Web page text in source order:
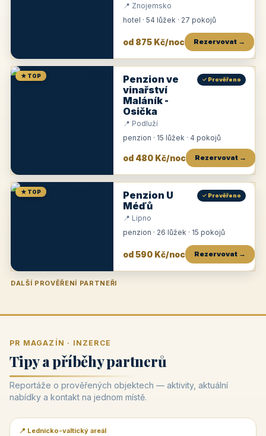
📍 Znojemsko
hotel · 54 lůžek · 27 pokojů
od 875 Kč/noc Rezervovat →
★ TOP
Penzion ve
vinařství
Maláník -
Osička
✓ Prověřeno
📍 Podluží
penzion · 15 lůžek · 4 pokojů
od 480 Kč/noc Rezervovat →
★ TOP
Penzion U
Méďů
✓ Prověřeno
📍 Lipno
penzion · 26 lůžek · 15 pokojů
od 590 Kč/noc Rezervovat →
DALŠÍ PROVĚŘENÍ PARTNEŘI
Penzion U Zámku Pension Faber
PR MAGAZÍN · INZERCE
Tipy a příběhy partnerů
Reportáže o prověřených objektech — aktivity, aktuální
nabídky a kontakt na jednom místě.
📰 PR článek
📍 Lednicko-valtický areál